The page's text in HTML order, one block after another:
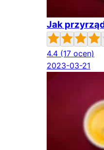
Jak
4.4 (17 ocen)
2023-03-21